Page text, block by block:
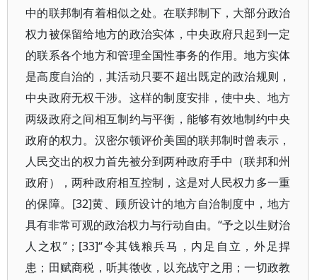
中的联邦制有着相似之处。在联邦制下，大部分政治
权力被保留给地方的政治实体，中央政府只起到一定
的联系各个地方和管理全国性事务的作用。地方实体
是高度自治的，其活动只要不超出既定的政治规则，
中央政府无权干涉。这样的制度安排，使中央、地方
两级政府之间相互制约与平衡，能够有效地制约中央
政府的权力。汉密尔顿评价美国的联邦制时曾表示，
人民交出的权力首先被分到两种政府手中（联邦和州
政府），两种政府相互控制，这是对人民权力多一重
的保障。[32]黄、顾所设计的地方自治制度中，地方
具有非常可观的政治权力与行动自由。“予之以生财治
人之权”；[33]“令其钱粮兵马，内足自立，外足捍
患；田赋商税，听其徵收，以充战守之用；一切政教